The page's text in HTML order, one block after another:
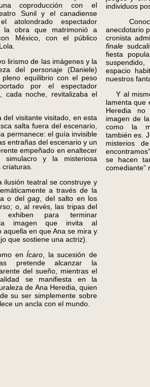
coproducción con el
Sunil y el canadiense
atolondrado espectador
, la obra que matrimonió a
México, con el público
lirismo de las imágenes y la
del personaje (Daniele)
pleno equilibrio con el peso
por el espectador
cada noche, revitalizaba el
visitante visitado, en esta
salta fuera del escenario,
permanece: el guía invisible
entrañas del escenario y un
empeñado en enaltecer
simulacro y la misteriosa
ilusión teatral se construye y
a través de la
o del gag , del salto en los
o, al revés, las tripas del
exhiben para terminar
la imagen que invita al
aquella en que Ana se mira y
que sostiene una actriz).
enÍcaro , la sucesión de
pretende alcanzar la
del sueño, mientras el
se manifiesta en la
de Ana Heredia, quien
su ser simplemente sobre
un ancla con el mundo.
individuos
anecdotario
cronista
finale
fiesta
espacio
nuestros
Y al
lamenta que
Heredia
imagen de
como la
también es.
misterios
se hacen
comediante”